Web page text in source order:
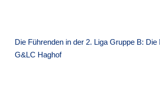
Die Führenden in der 2. Liga Gruppe B:
G&LC Haghof